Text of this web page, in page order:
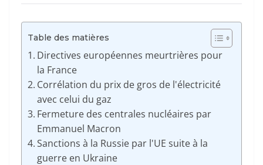
Table des matières
Directives européennes meurtrières pour
la France
Corrélation du prix de gros de l'électricité
avec celui du gaz
Fermeture des centrales nucléaires par
Emmanuel Macron
Sanctions à la Russie par l'UE suite à la
guerre en Ukraine